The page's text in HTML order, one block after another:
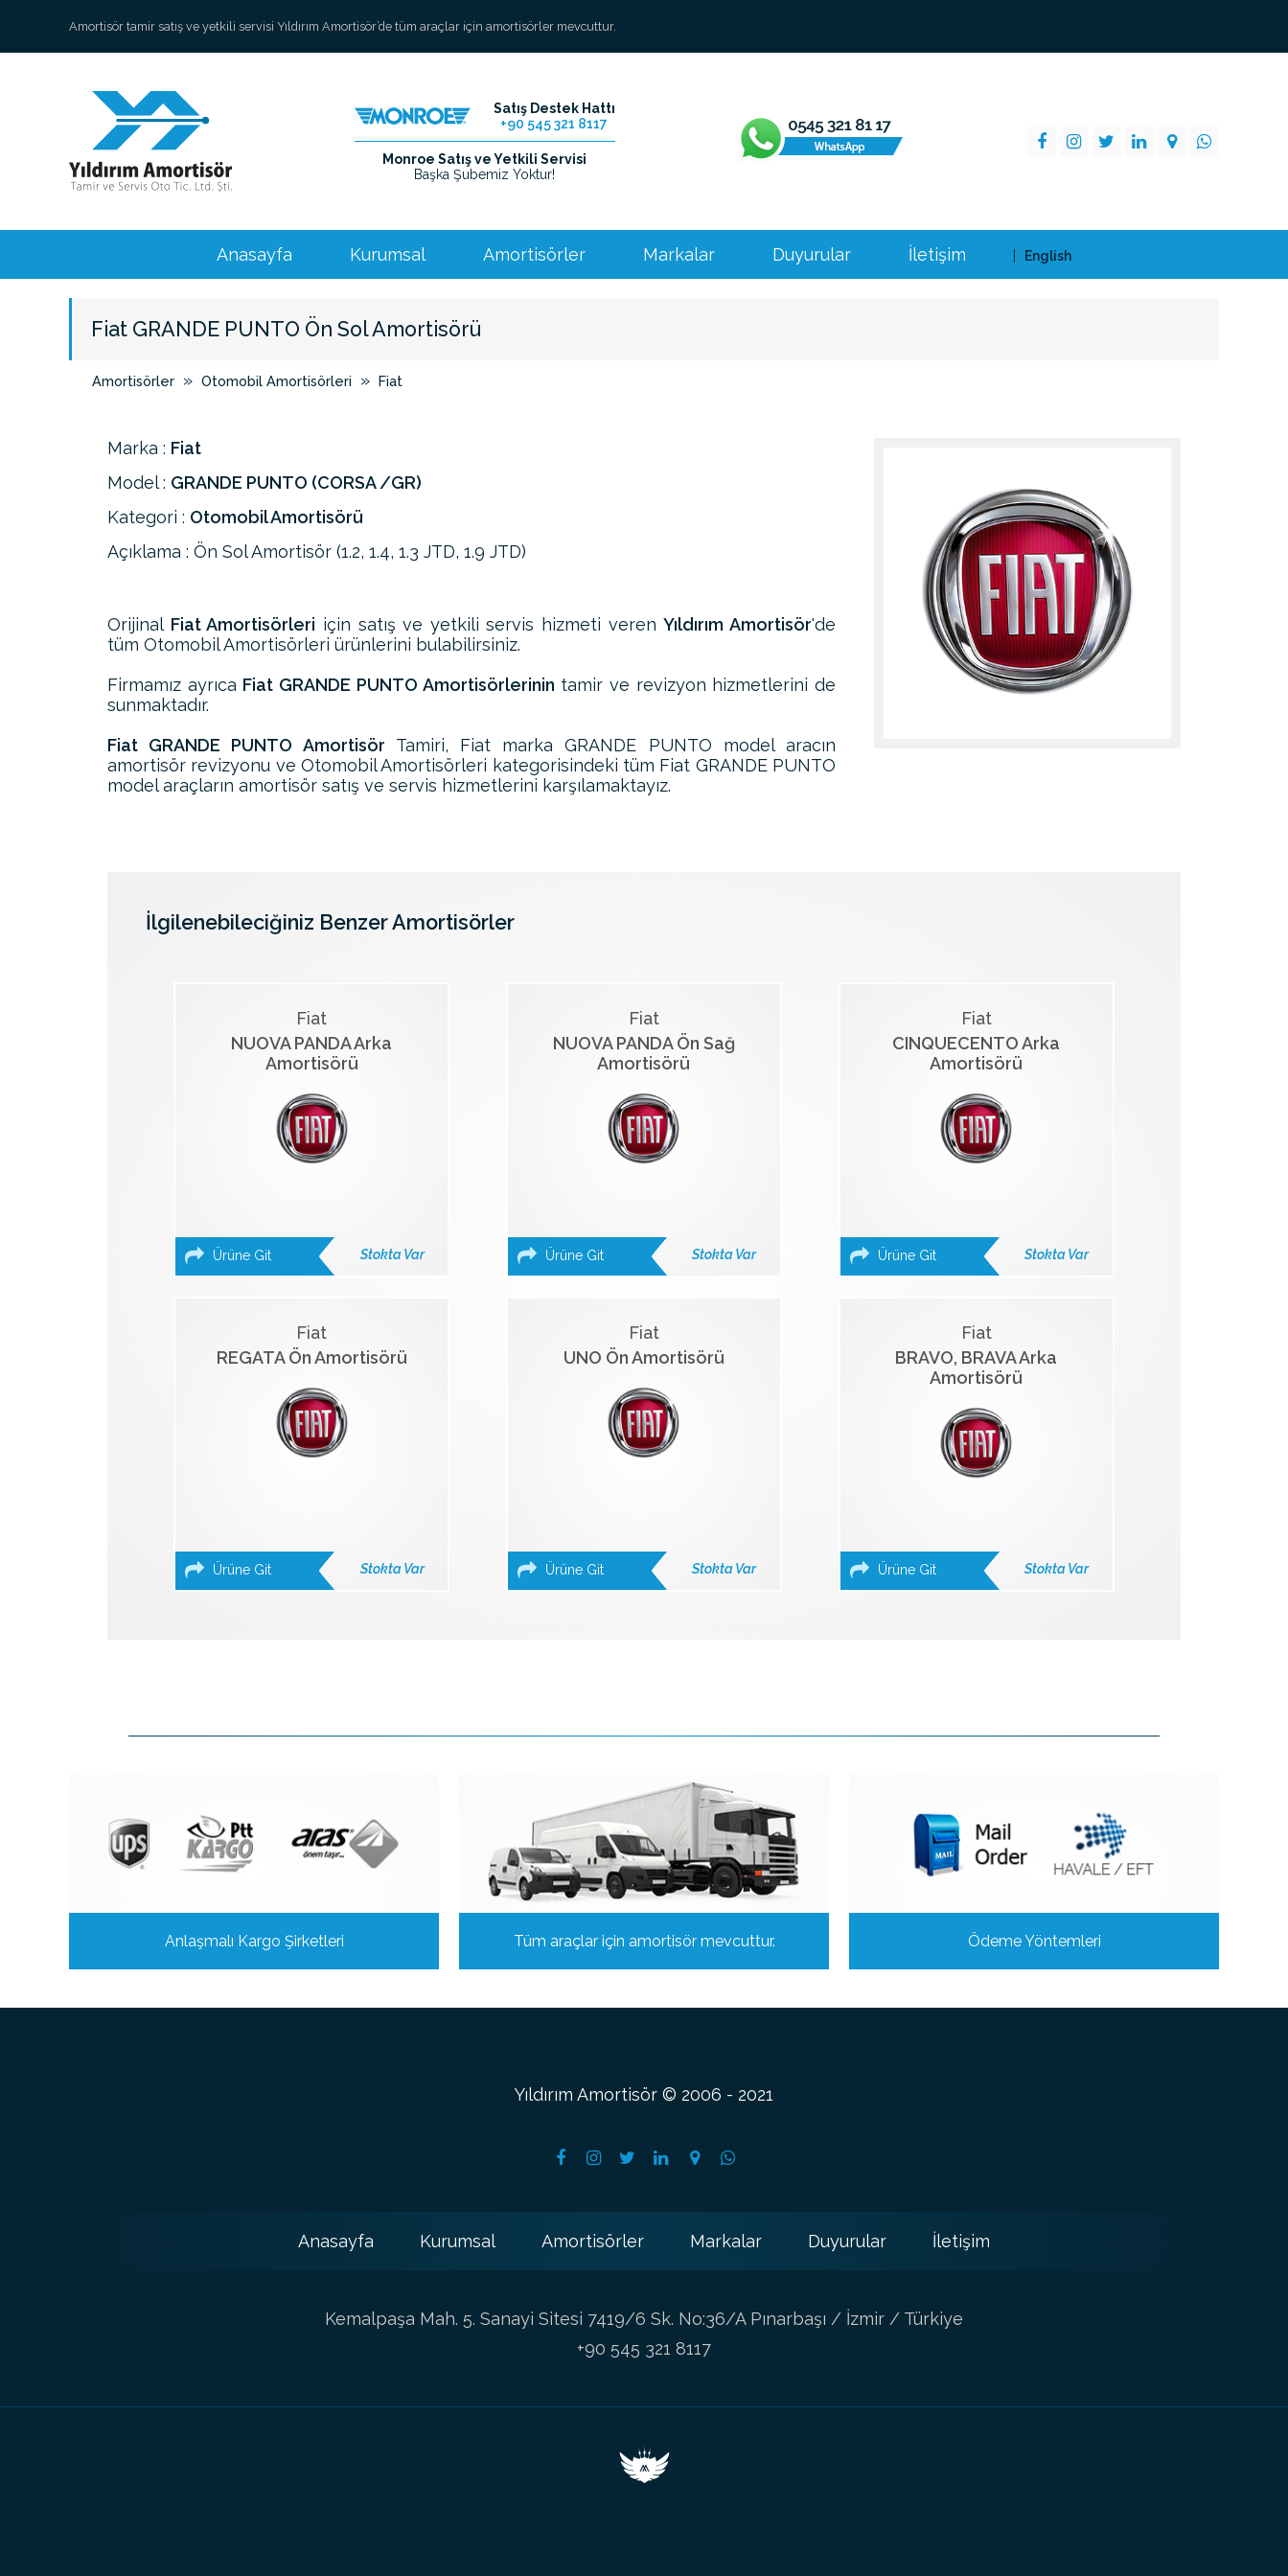
Amortisör tamir satış ve yetkili servisi Yıldırım Amortisör’de tüm araçlar için amortisörler mevcuttur.
Satış Destek Hattı
+90 545 321 8117
Monroe Satış ve Yetkili Servisi
Başka Şubemiz Yoktur!
Anasayfa Kurumsal Amortisörler Markalar Duyurular İletişim English
Fiat GRANDE PUNTO Ön Sol Amortisörü
Amortisörler » Otomobil Amortisörleri » Fiat
Marka : Fiat
Model : GRANDE PUNTO (CORSA /GR)
Kategori : Otomobil Amortisörü
Açıklama : Ön Sol Amortisör (1.2, 1.4, 1.3 JTD, 1.9 JTD)
Orijinal Fiat Amortisörleri için satış ve yetkili servis hizmeti verenYıldırım Amortisör'de
tüm Otomobil Amortisörleri ürünlerini bulabilirsiniz.
Firmamız ayrıca Fiat GRANDE PUNTO Amortisörlerinin tamir ve revizyon hizmetlerini de
sunmaktadır.
Fiat GRANDE PUNTO Amortisör Tamiri, Fiat marka GRANDE PUNTO model aracın
amortisör revizyonu ve Otomobil Amortisörleri kategorisindeki tüm Fiat GRANDE PUNTO
model araçların amortisör satış ve servis hizmetlerini karşılamaktayız.
İlgilenebileciğiniz Benzer Amortisörler
Fiat
NUOVA PANDA Arka
Amortisörü
Ürüne Git Stokta Var
Fiat
NUOVA PANDA Ön Sağ
Amortisörü
Ürüne Git Stokta Var
Fiat
CINQUECENTO Arka
Amortisörü
Ürüne Git Stokta Var
Fiat
REGATA Ön Amortisörü
Ürüne Git Stokta Var
Fiat
UNO Ön Amortisörü
Ürüne Git Stokta Var
Fiat
BRAVO, BRAVA Arka
Amortisörü
Ürüne Git Stokta Var
Anlaşmalı Kargo Şirketleri Tüm araçlar için amortisör mevcuttur. Ödeme Yöntemleri
Yıldırım Amortisör © 2006 - 2021
Anasayfa Kurumsal Amortisörler Markalar Duyurular İletişim
Kemalpaşa Mah. 5. Sanayi Sitesi 7419/6 Sk. No:36/A Pınarbaşı / İzmir / Türkiye
+90 545 321 8117